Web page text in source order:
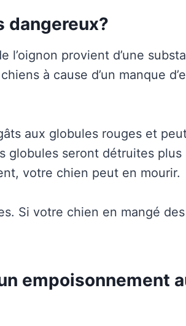
dangereux?
provient d’une
à cause d’un manque
aux globules rouges et
globules seront détruites
votre chien peut en mourir.
Si votre chien en mangé
empoisonnement